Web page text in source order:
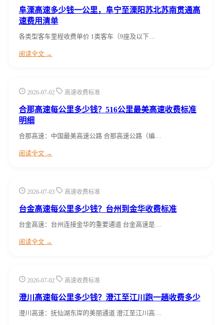
阜溧高速多少钱一公里，阜宁至溧阳苏北苏南贯通高
速费用清单
各类型客车里程收费单价 1类客车（9座及以下…
阅读全文 →
2026-07-02 高速收费标准
合那高速每公里多少钱？516公里最美高速收费标准
明细
合那高速：中国最美高速公路 合那高速公路（编…
阅读全文 →
2026-07-03 高速收费标准
台金高速每公里多少钱？台州到金华收费标准
台金高速：台州连接金华的重要通道 台金高速是…
阅读全文 →
2026-07-02 高速收费标准
澄川高速每公里多少钱？澄江至江川跑一趟收费多少
澄川高速：抚仙湖东岸的美丽通道 澄江至江川高…